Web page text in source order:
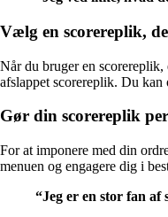
Vælg en scorereplik,
Når du bruger en
afslappet scorereplik. Du
Gør din scorereplik
For at imponere med din
menuen og engagere dig i
“Jeg er en stor fan